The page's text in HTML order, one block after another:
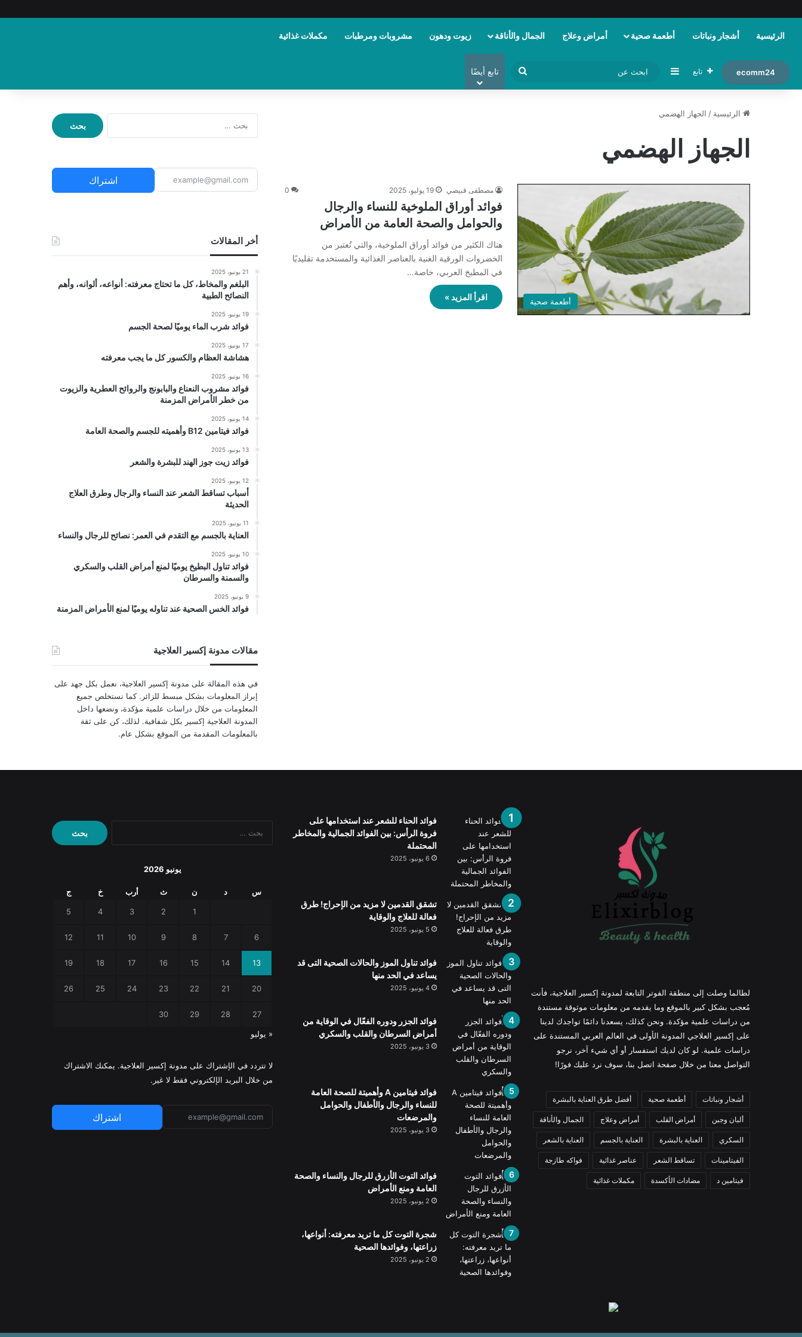
الرئيسية أشجار ونباتات أطعمة صحية أمراض وعلاج الجمال والأناقة زيوت ودهون مشروبات ومرطبات مكملات غذائية
ecomm24 تابع إضافة عمود جانبي
عن
تابع أيضًا
الرئيسية / الجهاز الهضمي
الجهاز الهضمي
أطعمة صحية
مصطفى قبيصي 19 يوليو، 2025 0
فوائد أوراق الملوخية للنساء والرجال
والحوامل والصحة العامة من الأمراض
هناك الكثير من فوائد أوراق الملوخية، والتي تُعتبر من
الخضروات الورقية الغنية بالعناصر الغذائية والمستخدمة تقليديًا
في المطبخ العربي، خاصة…
اقرأ المزيد »
ث
ع
ن
اشتراك
أخر المقالات
21 يونيو، 2025
البلغم والمخاط، كل ما تحتاج معرفته: أنواعه، ألوانه، وأهم
النصائح الطبية
19 يونيو، 2025
فوائد شرب الماء يوميًا لصحة الجسم
17 يونيو، 2025
هشاشة العظام والكسور كل ما يجب معرفته
16 يونيو، 2025
فوائد مشروب النعناع والبابونج والروائح العطرية والزيوت
من خطر الأمراض المزمنة
14 يونيو، 2025
فوائد فيتامين B12 وأهميته للجسم والصحة العامة
13 يونيو، 2025
فوائد زيت جوز الهند للبشرة والشعر
12 يونيو، 2025
أسباب تساقط الشعر عند النساء والرجال وطرق العلاج
الحديثة
11 يونيو، 2025
العناية بالجسم مع التقدم في العمر: نصائح للرجال والنساء
10 يونيو، 2025
فوائد تناول البطيخ يوميًا لمنع أمراض القلب والسكري
والسمنة والسرطان
9 يونيو، 2025
فوائد الخس الصحية عند تناوله يوميًا لمنع الأمراض المزمنة
مقالات مدونة إكسير العلاجية
في هذه المقالة على مدونة إكسير العلاجية، نعمل بكل جهد على
إبراز المعلومات بشكل مبسط للزائر. كما نستخلص جميع
المعلومات من خلال دراسات علمية مؤكدة، ونضعها داخل
المدونة العلاجية إكسير بكل شفافية. لذلك، كن على ثقة
بالمعلومات المقدمة من الموقع بشكل عام.
لطالما وصلت إلى منطقة الفوتر التابعة لمدونة إكسير العلاجية، فأنت
مُعجب بشكل كبير بالموقع وما يقدمه من معلومات موثوقة مستندة
من دراسات علمية مؤكدة. ونحن كذلك، يسعدنا دائمًا تواجدك لدينا
على إكسير العلاجي المدونة الأولى في العالم العربي المستندة على
دراسات علمية. لو كان لديك استفسار أو أي شيء آخر، نرجو
التواصل معنا من خلال صفحة اتصل بنا، سوف نرد عليك فورًا!
أشجار ونباتات أطعمة صحية أفضل طرق العناية بالبشرة
ألبان وجبن أمراض القلب أمراض وعلاج الجمال والأناقة
السكري العناية بالبشرة العناية بالجسم العناية بالشعر
الفيتامينات تساقط الشعر عناصر غذائية فواكه طازجة
فيتامين د مضادات الأكسدة مكملات غذائية
فوائد الحناء للشعر عند استخدامها على
فروة الرأس: بين الفوائد الجمالية والمخاطر
المحتملة
6 يونيو، 2025
تشقق القدمين لا مزيد من الإحراج! طرق
فعالة للعلاج والوقاية
5 يونيو، 2025
فوائد تناول الموز والحالات الصحية التى قد
يساعد في الحد منها
4 يونيو، 2025
فوائد الجزر ودوره الفعّال في الوقاية من
أمراض السرطان والقلب والسكري
3 يونيو، 2025
فوائد فيتامين A وأهميتة للصحة العامة
للنساء والرجال والأطفال والحوامل
والمرضعات
3 يونيو، 2025
فوائد التوت الأزرق للرجال والنساء والصحة
العامة ومنع الأمراض
2 يونيو، 2025
شجرة التوت كل ما تريد معرفته: أنواعها،
زراعتها، وفوائدها الصحية
2 يونيو، 2025
البحث
عن:
يونيو 2026
س د ن ث أرب خ ج
1
2
3
4
5
6
7
8
9
10
11
12
13
14
15
16
17
18
19
20
21
22
23
24
25
26
27
28
29
30
« يوليو
لا تتردد في الإشتراك على مدونة إكسير العلاجية. يمكنك الاشتراك
من خلال البريد الإلكتروني فقط لا غير.
اشتراك